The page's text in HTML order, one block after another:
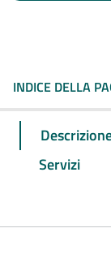
INDICE DELLA
Servizi